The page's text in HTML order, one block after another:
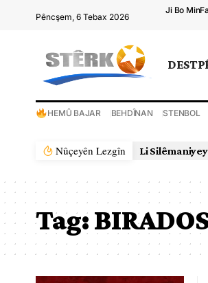
Pêncşem, 6 Tebax 2026
Ji Bo Min
HEMÛ BAJAR BEHDÎNAN STENBOL
Nûçeyên Lezgîn Li
Tag: